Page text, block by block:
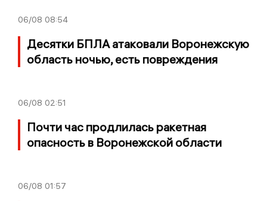
06/08 08:54
Десятки БПЛА атаковали Воронежскую
область ночью, есть повреждения
06/08 02:51
Почти час продлилась ракетная
опасность в Воронежской области
06/08 01:57